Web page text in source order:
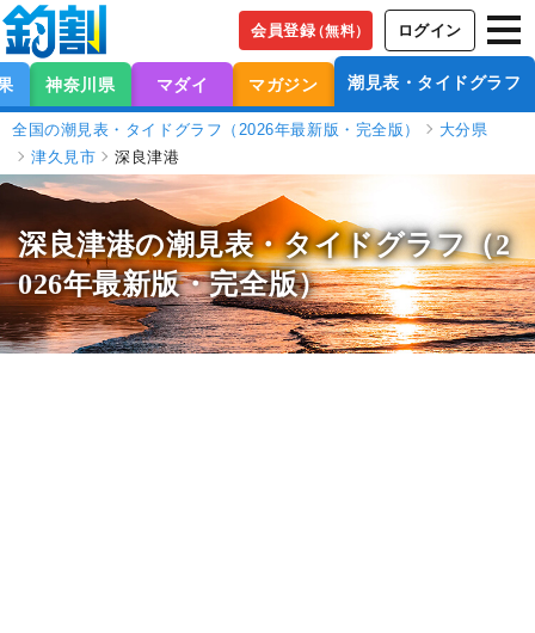
会員登録（無料） ログイン
神奈川県 マダイ マガジン 潮見表・タイドグラフ
全国の潮見表・タイドグラフ（2026年最新版・完全版）
大分県
津久見市
深良津港
深良津港の潮見表・タイドグラフ（2
026年最新版・完全版）